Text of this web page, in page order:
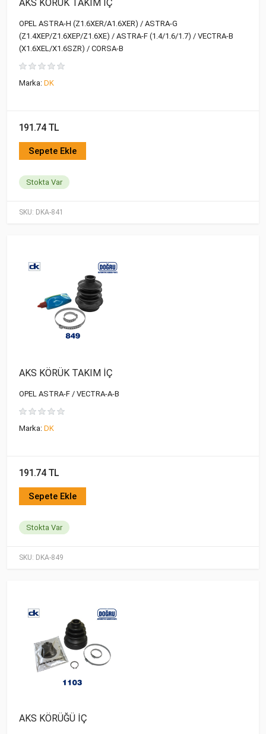
SKU: DKA-841
AKS KÖRÜK TAKIM İÇ
OPEL ASTRA-H (Z1.6XER/A1.6XER) / ASTRA-G
(Z1.4XEP/Z1.6XEP/Z1.6XE) / ASTRA-F (1.4/1.6/1.7) / VECTRA-B
(X1.6XEL/X1.6SZR) / CORSA-B
Marka: DK
191.74 TL
Sepete Ekle
Stokta Var
SKU: DKA-849
AKS KÖRÜK TAKIM İÇ
OPEL ASTRA-F / VECTRA-A-B
Marka: DK
191.74 TL
Sepete Ekle
Stokta Var
AKS KÖRÜĞÜ İÇ